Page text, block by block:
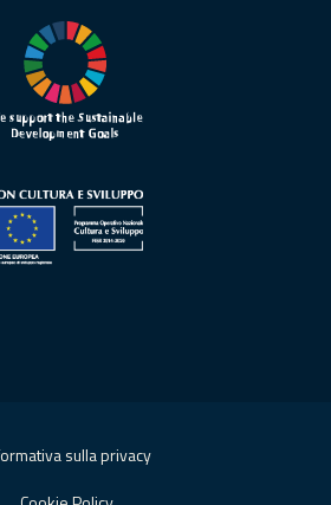
sulla privacy